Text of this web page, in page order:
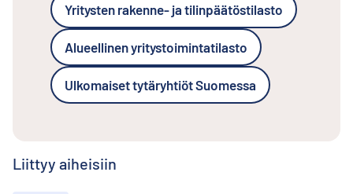
Yritysten rakenne- ja tilinpäätöstilasto
Alueellinen yritystoimintatilasto
Ulkomaiset tytäryhtiöt Suomessa
Liittyy aiheisiin